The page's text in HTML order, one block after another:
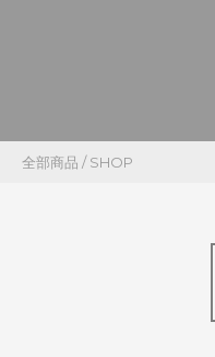
全部商品 /SHOP